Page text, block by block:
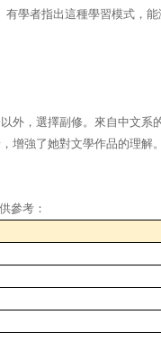
有學者指出這種學習模式，能
外，選擇副修。來自中文系
增強了她對文學作品的理解
參考：